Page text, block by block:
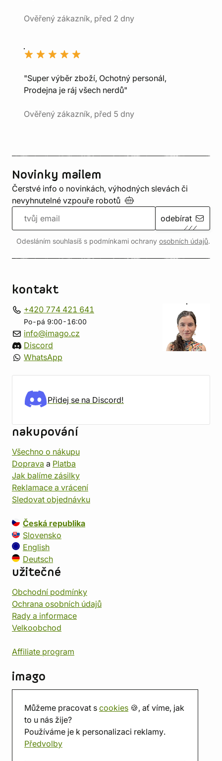
Můžeme pracovat s cookies 🍪, ať víme, jak
to u nás žije?
Používáme je k personalizaci reklamy.
Předvolby
Ověřený zákazník, před 2 dny
"Super výběr zboží, Ochotný personál,
Prodejna je ráj všech nerdů"
Ověřený zákazník, před 5 dny
Novinky mailem
Čerstvé info o novinkách, výhodných slevách či
nevyhnutelné vzpouře robotů
odebírat
Odesláním souhlasíš s podmínkami ochrany osobních údajů.
kontakt
+420 774 421 641
Po-pá 9:00-16:00
info@imago.cz
Discord
WhatsApp
Přidej se na Discord!
nakupování
Všechno o nákupu
Doprava a Platba
Jak balíme zásilky
Reklamace a vrácení
Sledovat objednávku
Česká republika
Slovensko
English
Deutsch
užitečné
Obchodní podmínky
Ochrana osobních údajů
Rady a informace
Velkoobchod
Affiliate program
imago
Prodejna
Herna
O nás
Hodnocení obchodu